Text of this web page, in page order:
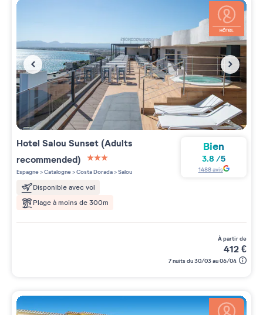
Hotel Salou Sunset (Adults
recommended)
3 étoiles sur 5
Espagne>Catalogne>Costa Dorada>Salou
Disponible avec vol
Plage à moins de 300m
Bien
3.8 /5
1488avis
à partir de
412€
7 nuits du 30/03 au 06/04